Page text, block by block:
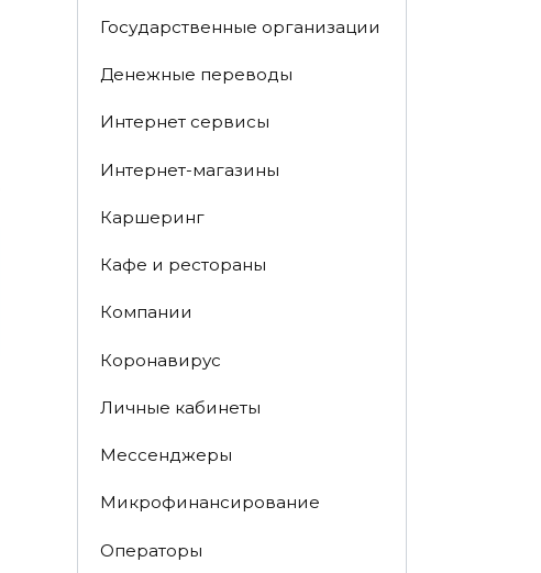
Государственные организации
Денежные переводы
Интернет сервисы
Интернет-магазины
Каршеринг
Кафе и рестораны
Компании
Коронавирус
Личные кабинеты
Мессенджеры
Микрофинансирование
Операторы